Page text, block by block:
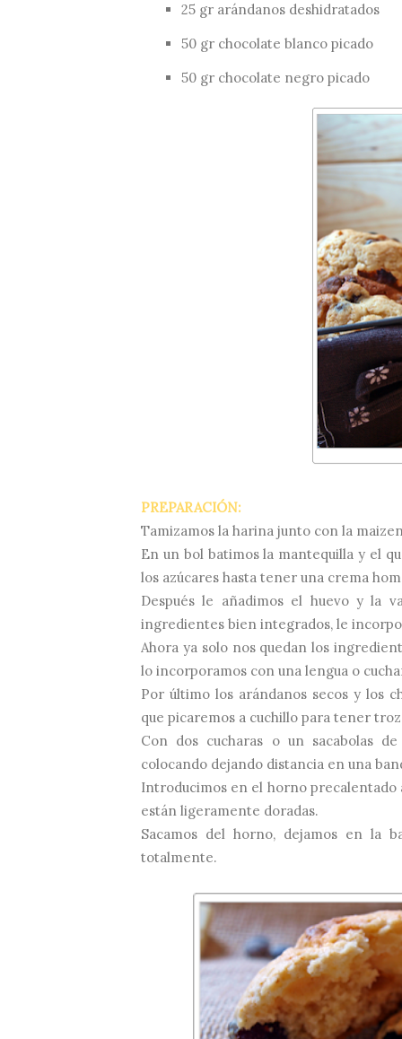
25 gr arándanos deshidratados
50 gr chocolate blanco picado
50 gr chocolate negro picado
PREPARACIÓN:
Tamizamos la harina junto con la
En un bol batimos la mantequilla y el
los azúcares hasta tener una crema
Después le añadimos el huevo y la
ingredientes bien integrados, le
Ahora ya solo nos quedan los
lo incorporamos con una lengua o
Por último los arándanos secos y los
que picaremos a cuchillo para tener
Con dos cucharas o un sacabolas
colocando dejando distancia en una
Introducimos en el horno precalentado
están ligeramente doradas.
Sacamos del horno, dejamos en la
totalmente.